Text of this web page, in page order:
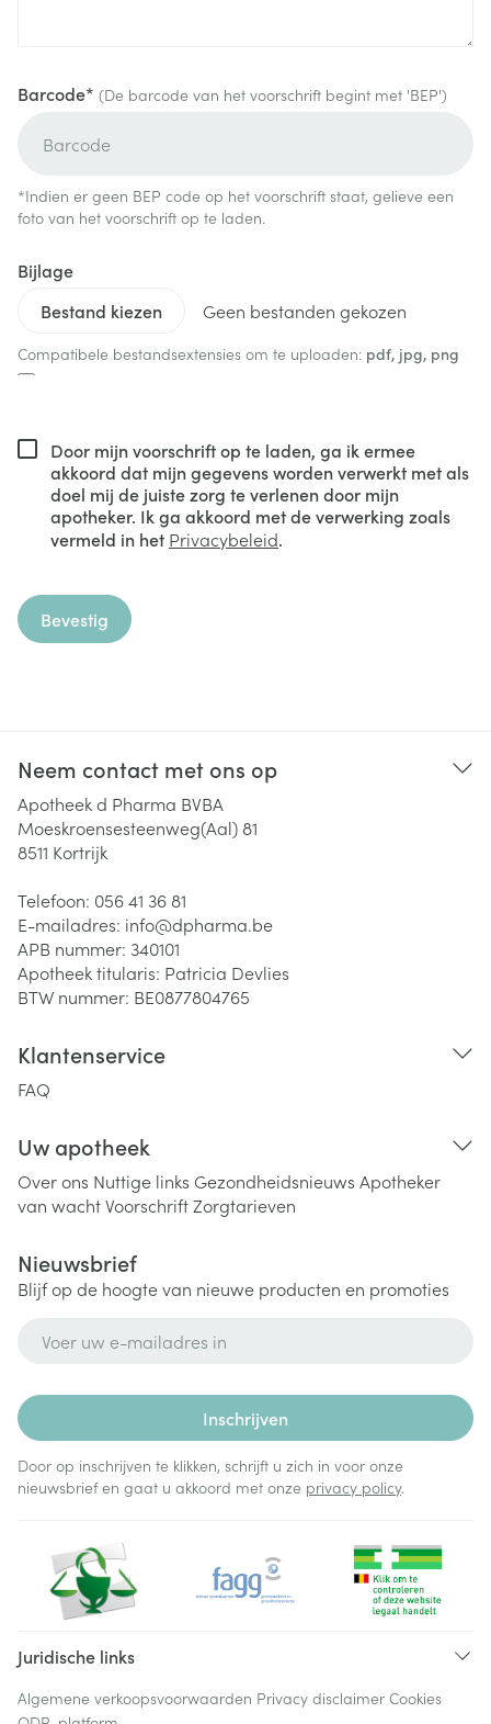
Barcode* (De barcode van het voorschrift begint met 'BEP')
*Indien er geen BEP code op het voorschrift staat, gelieve een
foto van het voorschrift op te laden.
Bijlage
Geen bestanden gekozen
Compatibele bestandsextensies om te uploaden: pdf, jpg, png
Door mijn voorschrift op te laden, ga ik ermee
akkoord dat mijn gegevens worden verwerkt met als
doel mij de juiste zorg te verlenen door mijn
apotheker. Ik ga akkoord met de verwerking zoals
vermeld in het Privacybeleid.
Bevestig
Neem contact met ons op
Apotheek d Pharma BVBA
Moeskroensesteenweg(Aal) 81
8511 Kortrijk
Telefoon: 056 41 36 81
E-mailadres: info@dpharma.be
APB nummer: 340101
Apotheek titularis: Patricia Devlies
BTW nummer: BE0877804765
Klantenservice
FAQ
Uw apotheek
Over ons Nuttige links Gezondheidsnieuws Apotheker
van wachtVoorschriftZorgtarieven
Nieuwsbrief
Blijf op de hoogte van nieuwe producten en promoties
Inschrijven
Door op inschrijven te klikken, schrijft u zich in voor onze
nieuwsbrief en gaat u akkoord met onze privacy policy.
Juridische links
Algemene verkoopsvoorwaarden Privacy disclaimer Cookies